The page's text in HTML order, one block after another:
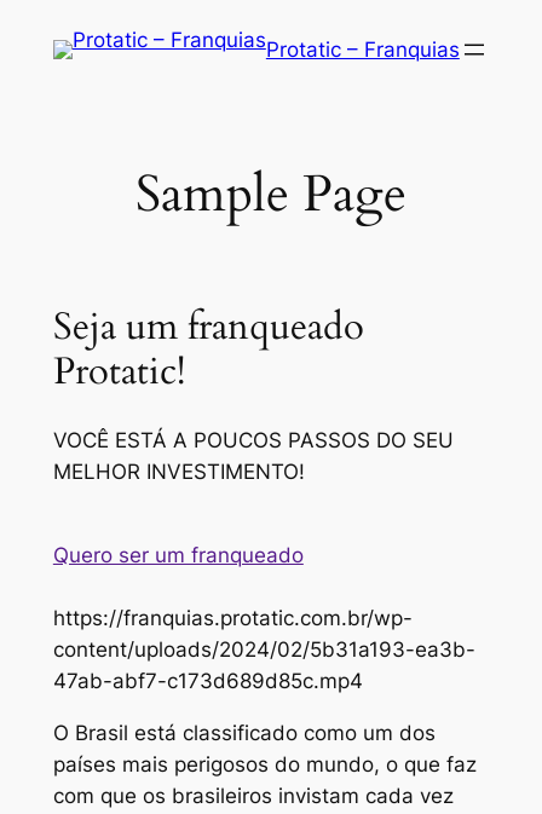
Protatic – Franquias
Sample Page
Seja um franqueado
Protatic!
VOCÊ ESTÁ A POUCOS PASSOS DO SEU
MELHOR INVESTIMENTO!
Quero ser um franqueado
https://franquias.protatic.com.br/wp-
content/uploads/2024/02/5b31a193-ea3b-
47ab-abf7-c173d689d85c.mp4
O Brasil está classificado como um dos
países mais perigosos do mundo, o que faz
com que os brasileiros invistam cada vez